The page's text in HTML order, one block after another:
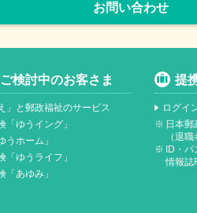
お問い合わせ
検討中のお客さま
」と郵政福祉のサービス
「ゆうイング」
うホーム」
「ゆうライフ」
「あゆみ」
提
ログイ
※ 日本
（退
※ ID・
情報誌